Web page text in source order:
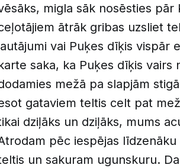
migla sāk nosēsties
ātrāk gribas uzsliet
vai Puķes dīķis vispār
saka, ka Puķes dīķis
mežā pa slapjām
gataviem teltis celt pat
dziļāks un dziļāks, mums
pēc iespējas
un sakuram ugunskuru.